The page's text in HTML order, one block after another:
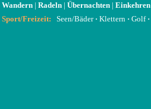
Wandern | Radeln | Übernachten | Einkehren
Sport/Freizeit:
Seen/Bäder · Klettern · Golf ·